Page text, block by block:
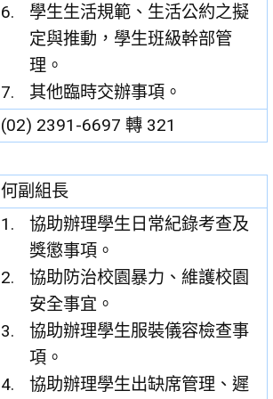
學生生活規範、生活公約之擬
定與推動，學生班級幹部管
理。
其他臨時交辦事項。
(02) 2391-6697 轉 321
何副組長
協助辦理學生日常紀錄考查及
獎懲事項。
協助防治校園暴力、維護校園
安全事宜。
協助辦理學生服裝儀容檢查事
項。
協助辦理學生出缺席管理、遲